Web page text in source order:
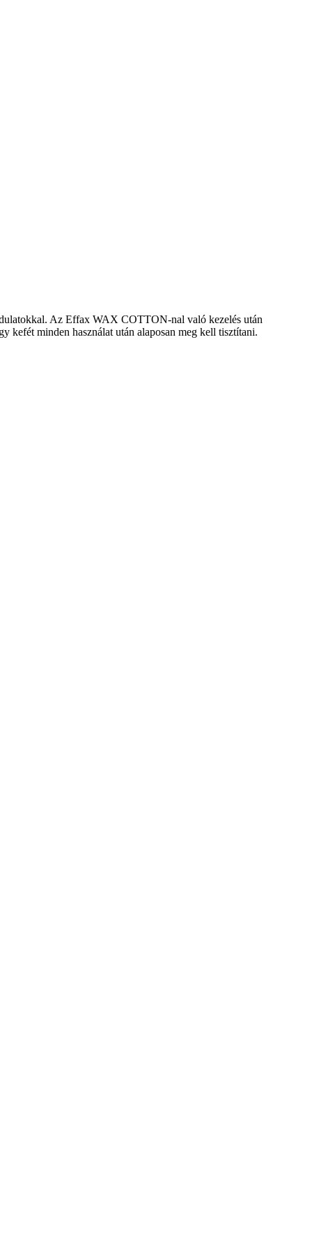
Az Effax WAX COTTON-nal való kezelés után
kefét minden használat után alaposan meg kell tisztítani.